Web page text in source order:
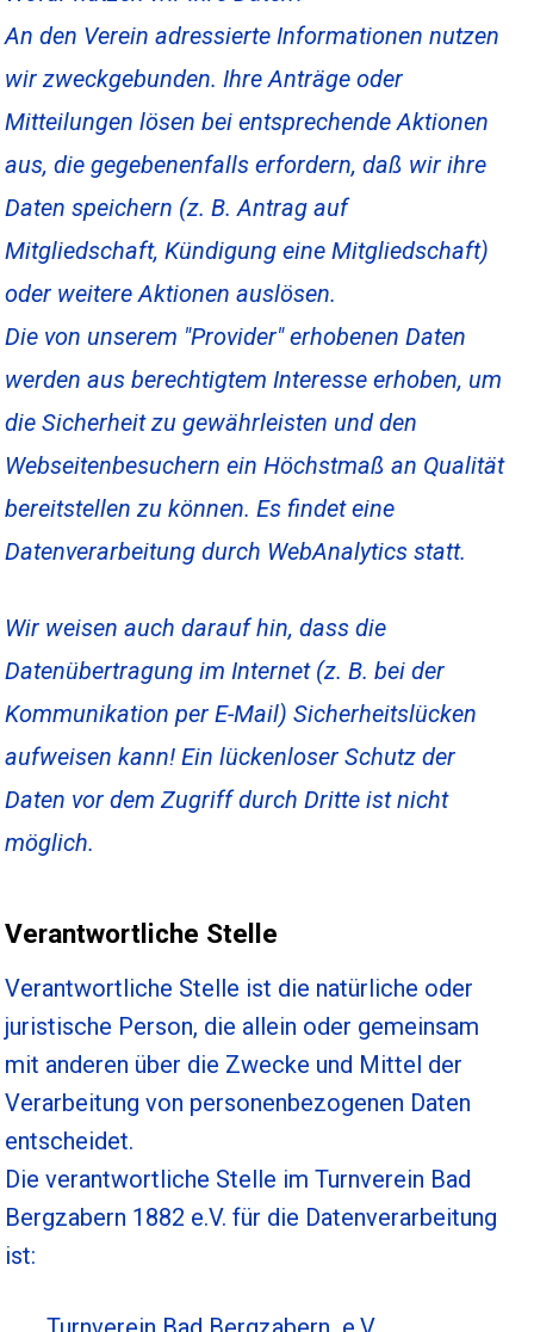
An den Verein adressierte Informationen nutzen
wir zweckgebunden. Ihre Anträge oder
Mitteilungen lösen bei entsprechende Aktionen
aus, die gegebenenfalls erfordern, daß wir ihre
Daten speichern (z. B. Antrag auf
Mitgliedschaft, Kündigung eine Mitgliedschaft)
oder weitere Aktionen auslösen.
Die von unserem "Provider" erhobenen Daten
werden aus berechtigtem Interesse erhoben, um
die Sicherheit zu gewährleisten und den
Webseitenbesuchern ein Höchstmaß an Qualität
bereitstellen zu können. Es findet eine
Datenverarbeitung durch WebAnalytics statt.
Wir weisen auch darauf hin, dass die
Datenübertragung im Internet (z. B. bei der
Kommunikation per E-Mail) Sicherheitslücken
aufweisen kann! Ein lückenloser Schutz der
Daten vor dem Zugriff durch Dritte ist nicht
möglich.
Verantwortliche Stelle
Verantwortliche Stelle ist die natürliche oder
juristische Person, die allein oder gemeinsam
mit anderen über die Zwecke und Mittel der
Verarbeitung von personenbezogenen Daten
entscheidet.
Die verantwortliche Stelle im Turnverein Bad
Bergzabern 1882 e.V. für die Datenverarbeitung
ist: